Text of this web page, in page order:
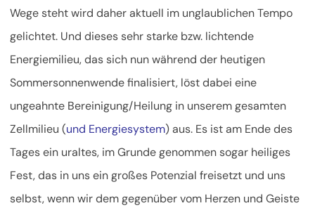
Wege steht wird daher aktuell im unglaublichen Tempo
gelichtet. Und dieses sehr starke bzw. lichtende
Energiemilieu, das sich nun während der heutigen
Sommersonnenwende finalisiert, löst dabei eine
ungeahnte Bereinigung/Heilung in unserem gesamten
Zellmilieu (und Energiesystem) aus. Es ist am Ende des
Tages ein uraltes, im Grunde genommen sogar heiliges
Fest, das in uns ein großes Potenzial freisetzt und uns
selbst, wenn wir dem gegenüber vom Herzen und Geiste